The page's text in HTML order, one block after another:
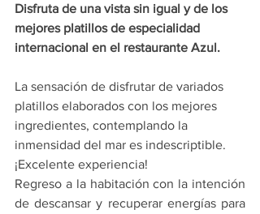
Disfruta de una vista sin igual y de los
mejores platillos de especialidad
internacional en el restaurante Azul.
La sensación de disfrutar de variados
platillos elaborados con los mejores
ingredientes, contemplando la
inmensidad del mar es indescriptible.
¡Excelente experiencia!
Regreso a la habitación con la intención
de descansar y recuperar energías para